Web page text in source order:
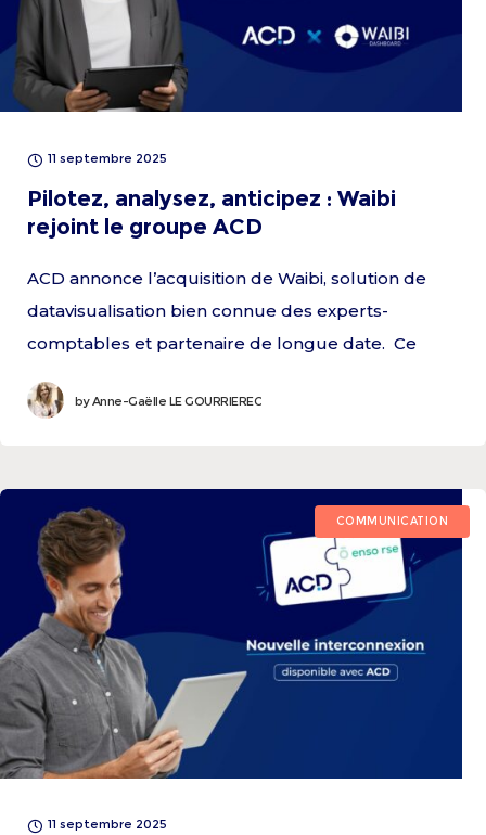
11 septembre 2025
Pilotez, analysez, anticipez : Waibi
rejoint le groupe ACD
ACD annonce l’acquisition de Waibi, solution de
datavisualisation bien connue des experts-
comptables et partenaire de longue date. Ce
collaboration fructueuse, portée par une vision
connectées.
byAnne-Gaëlle LE GOURRIEREC
COMMUNICATION
11 septembre 2025